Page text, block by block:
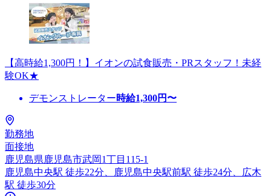
【高時給1,300円！】イオンの試食販売・PRスタッフ！未経
験OK★
デモンストレーター時給1,300円〜
勤務地
面接地
鹿児島県鹿児島市武岡1丁目115-1
鹿児島中央駅 徒歩22分、鹿児島中央駅前駅 徒歩24分、広木
駅 徒歩30分